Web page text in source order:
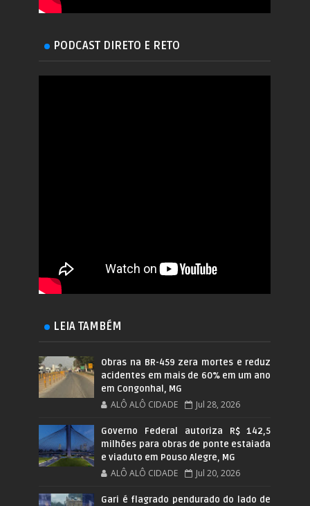
PODCAST DIRETO E RETO
LEIA TAMBÉM
Obras na BR-459 zera mortes e reduz
acidentes em mais de 60% em um ano
em Congonhal, MG
ALÔ ALÔ CIDADE Jul 28, 2026
Governo Federal autoriza R$ 142,5
milhões para obras de ponte estaiada
e viaduto em Pouso Alegre, MG
ALÔ ALÔ CIDADE Jul 20, 2026
Gari é flagrado pendurado do lado de